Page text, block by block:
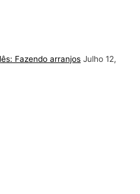
Fazendo arranjos Julho 12,